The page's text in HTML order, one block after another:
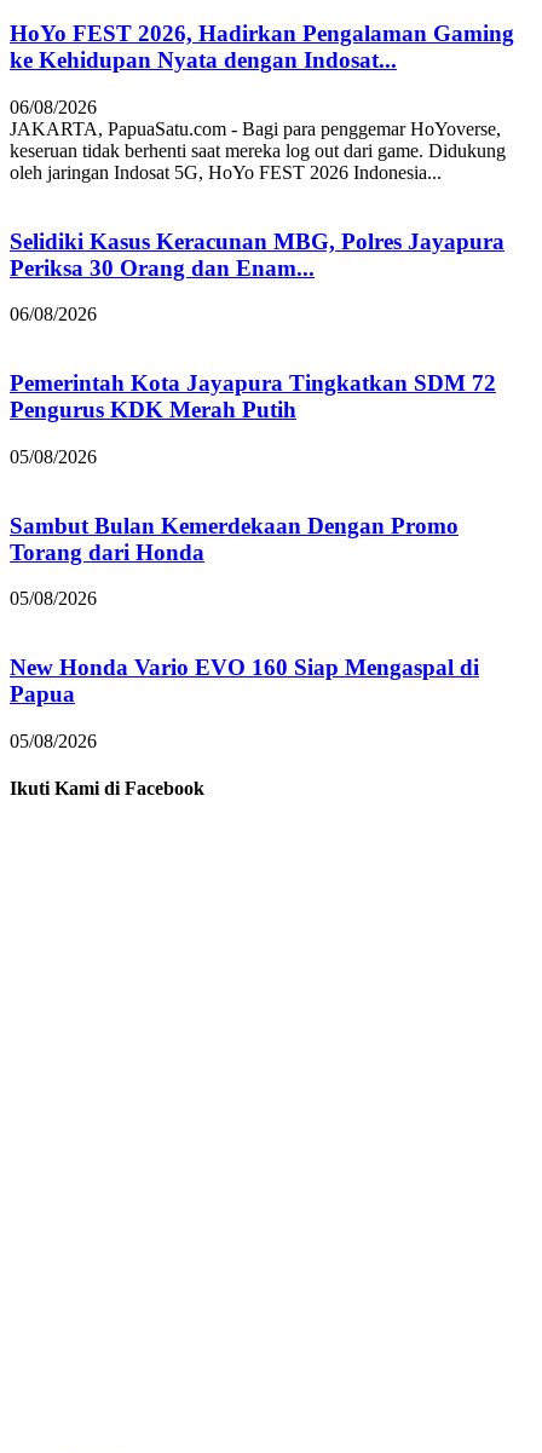
HoYo FEST 2026, Hadirkan Pengalaman Gaming
ke Kehidupan Nyata dengan Indosat...
06/08/2026
JAKARTA, PapuaSatu.com - Bagi para penggemar HoYoverse,
keseruan tidak berhenti saat mereka log out dari game. Didukung
oleh jaringan Indosat 5G, HoYo FEST 2026 Indonesia...
Selidiki Kasus Keracunan MBG, Polres Jayapura
Periksa 30 Orang dan Enam...
06/08/2026
Pemerintah Kota Jayapura Tingkatkan SDM 72
Pengurus KDK Merah Putih
05/08/2026
Sambut Bulan Kemerdekaan Dengan Promo
Torang dari Honda
05/08/2026
New Honda Vario EVO 160 Siap Mengaspal di
Papua
05/08/2026
Ikuti Kami di Facebook